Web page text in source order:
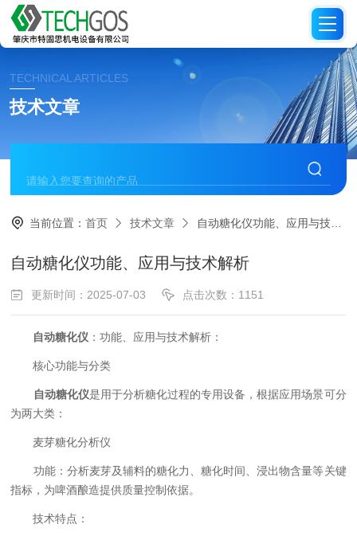
TECHNICAL ARTICLES
技术文章
当前位置：首页 技术文章 自动糖化仪功能、应用与技术解析
自动糖化仪功能、应用与技术解析
更新时间：2025-07-03 点击次数：1151
自动糖化仪 ：功能、应用与技术解析：
核心功能与分类
自动糖化仪是用于分析糖化过程的专用设备，根据应用场景可分
为两大类：
麦芽糖化分析仪
功能：分析麦芽及辅料的糖化力、糖化时间、浸出物含量等关键
指标，为啤酒酿造提供质量控制依据。
技术特点：